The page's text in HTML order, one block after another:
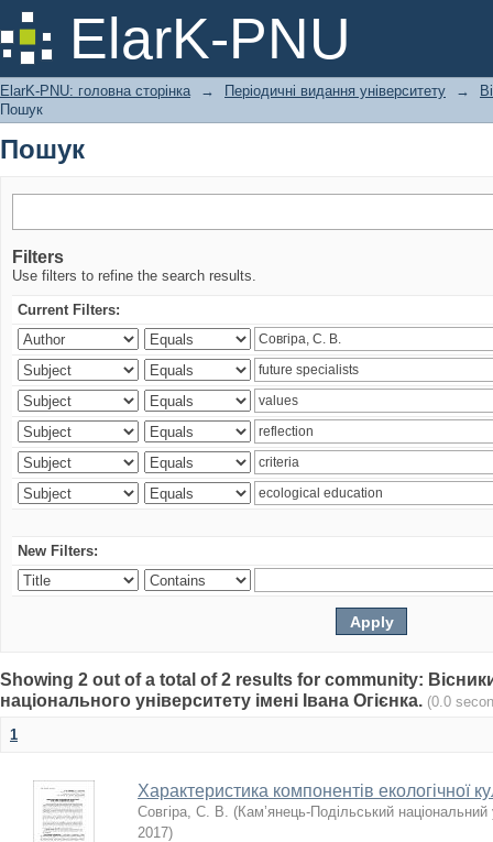
ElarK-PNU
Пошук
ElarK-PNU: головна сторінка → Періодичні видання університету →
Пошук
Пошук
Filters
Use filters to refine the search results.
Current Filters:
New Filters:
Showing 2 out of a total of 2 results for community:
національного університету імені Івана Огієнка. (0.0
1
Характеристика компонентів екологічної
Совгіра, С. В. (Кам’янець-Подільський національний
2017)